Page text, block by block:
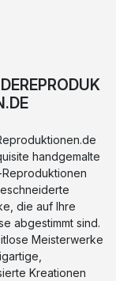
handgemalte
die auf Ihre
abgestimmt sind.
Meisterwerke
Kreationen